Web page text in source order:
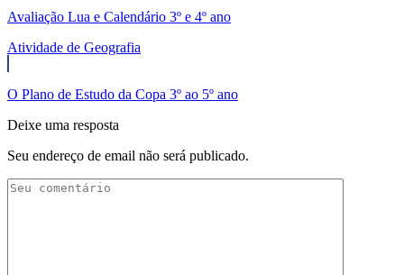
Avaliação Lua e Calendário 3º e 4º ano
Atividade de Geografia
O Plano de Estudo da Copa 3º ao 5º ano
Deixe uma resposta
Seu endereço de email não será publicado.